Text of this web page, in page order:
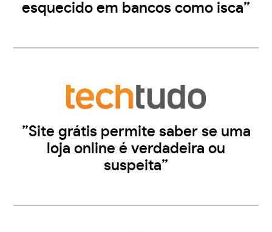
esquecido em bancos como isca”
”Site grátis permite saber se uma
loja online é verdadeira ou
suspeita”